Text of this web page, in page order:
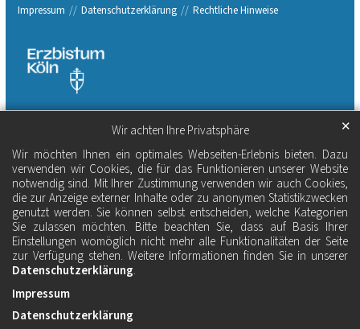
Wir achten Ihre Privatsphäre
Wir möchten Ihnen ein optimales Webseiten-Erlebnis bieten. Dazu
verwenden wir Cookies, die für das Funktionieren unserer Website
notwendig sind. Mit Ihrer Zustimmung verwenden wir auch Cookies,
die zur Anzeige externer Inhalte oder zu anonymen Statistikzwecken
genutzt werden. Sie können selbst entscheiden, welche Kategorien
Sie zulassen möchten. Bitte beachten Sie, dass auf Basis Ihrer
Einstellungen womöglich nicht mehr alle Funktionalitäten der Seite
zur Verfügung stehen. Weitere Informationen finden Sie in unserer
Datenschutzerklärung.
✕
Impressum
Datenschutzerklärung
Impressum Datenschutzerklärung Rechtliche Hinweise